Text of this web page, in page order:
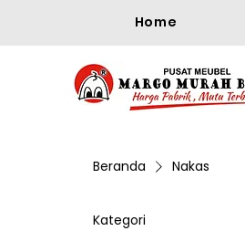
Home
Beranda Nakas
Kategori